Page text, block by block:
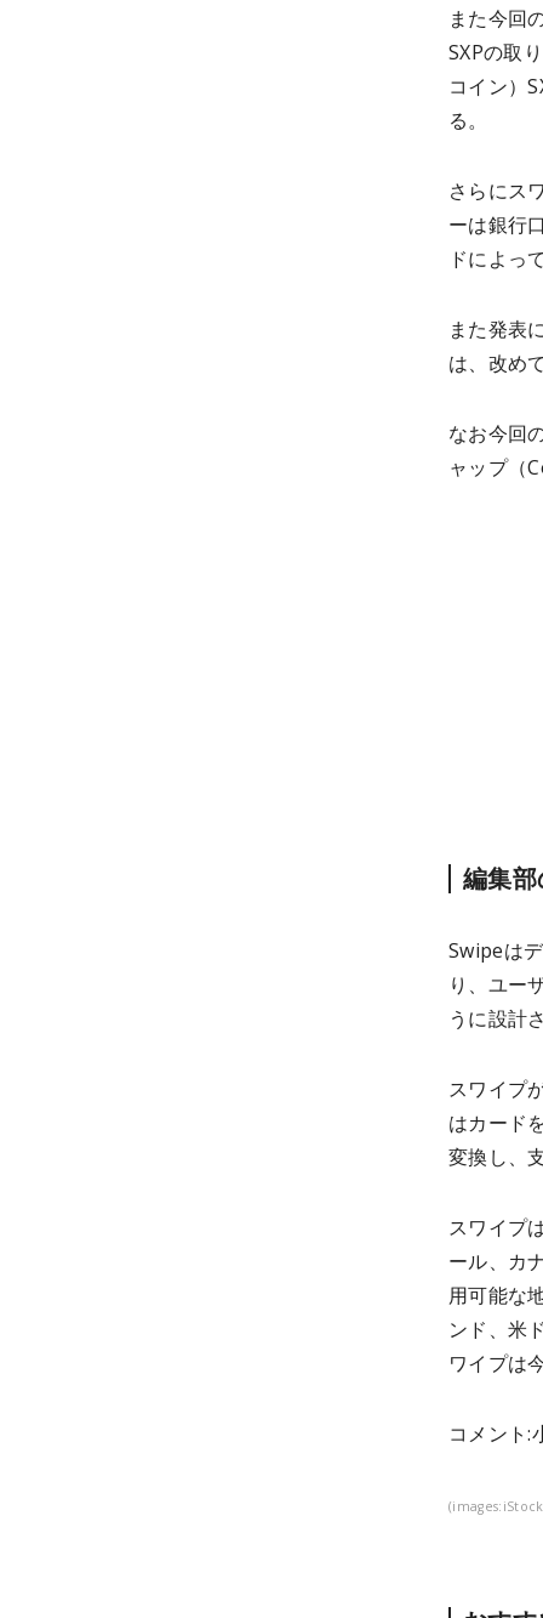
また今回
SXPの取
コイン）
る。
さらにス
ーは銀行
ドによっ
また発表
は、改め
なお今回
ャップ（
編集
Swipeは
り、ユー
うに設計
スワイプ
はカード
変換し、
スワイプ
ール、カ
用可能な
ンド、米
ワイプは
コメント: